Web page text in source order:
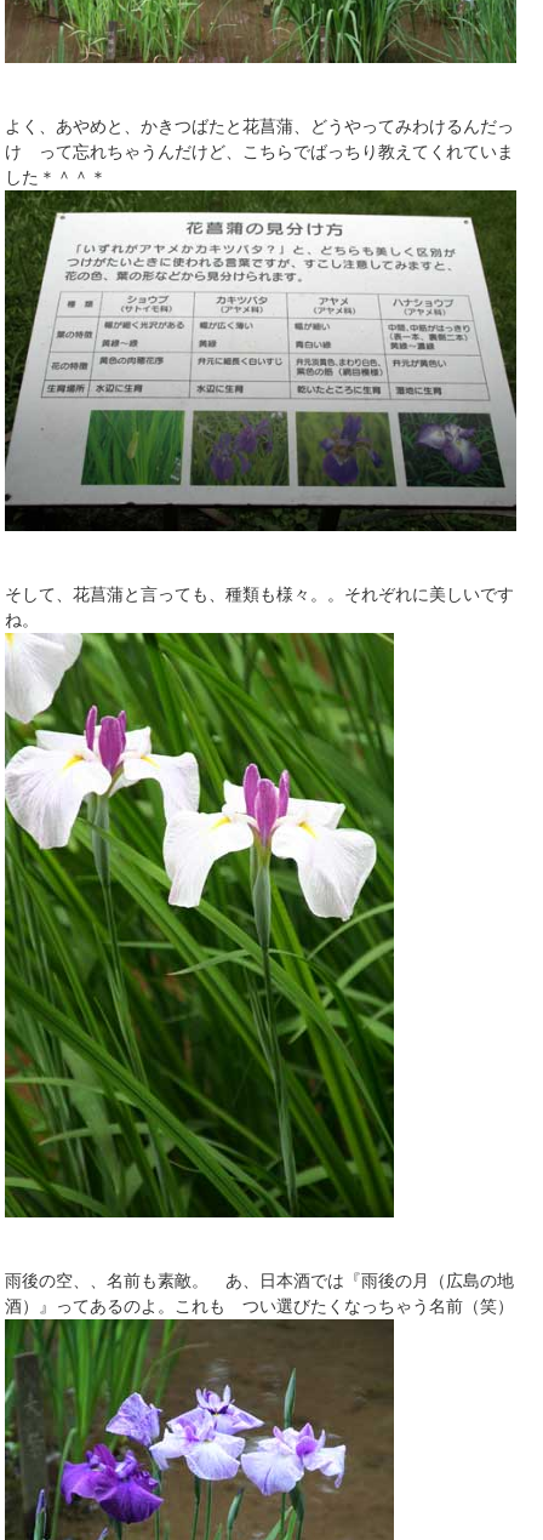
よく、あやめと、かきつばたと花菖蒲、どうやってみわけるんだっ
け って忘れちゃうんだけど、こちらでばっちり教えてくれていま
した＊＾＾＊
そして、花菖蒲と言っても、種類も様々。。それぞれに美しいです
ね。
雨後の空、、名前も素敵。 あ、日本酒では『雨後の月（広島の地
酒）』ってあるのよ。これも つい選びたくなっちゃう名前（笑）